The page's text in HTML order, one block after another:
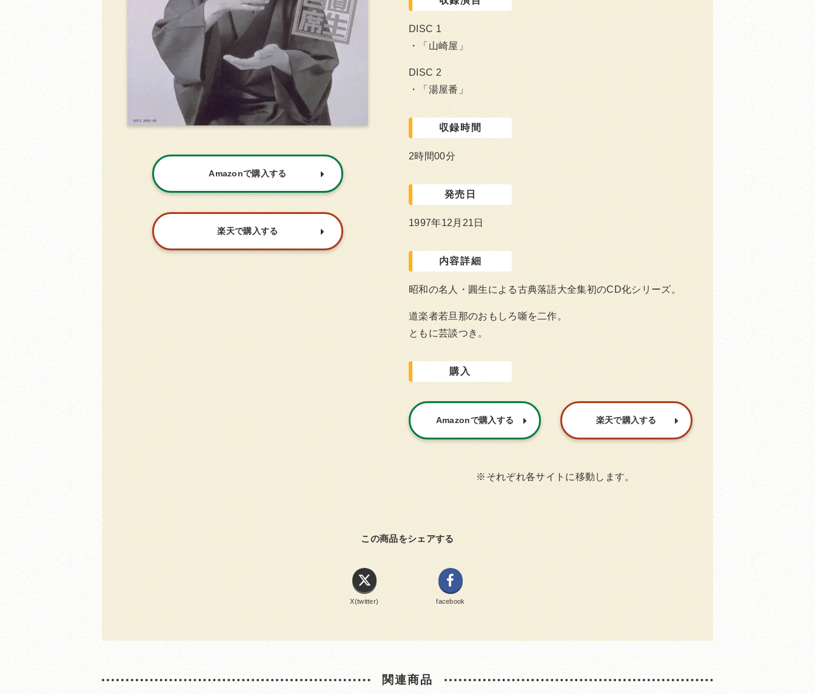
DISC 1
「山崎屋」
DISC 2
「湯屋番」
収録時間
2時間00分
発売日
1997年12月21日
内容詳細
昭和の名人・圓生による古典落語大全集初のCD化シリーズ。
道楽者若旦那のおもしろ噺を二作。
ともに芸談つき。
購入
Amazonで購入する 楽天で購入する
※それぞれ各サイトに移動します。
Amazonで購入する
楽天で購入する
この商品をシェアする
X(twitter) facebook
関連商品